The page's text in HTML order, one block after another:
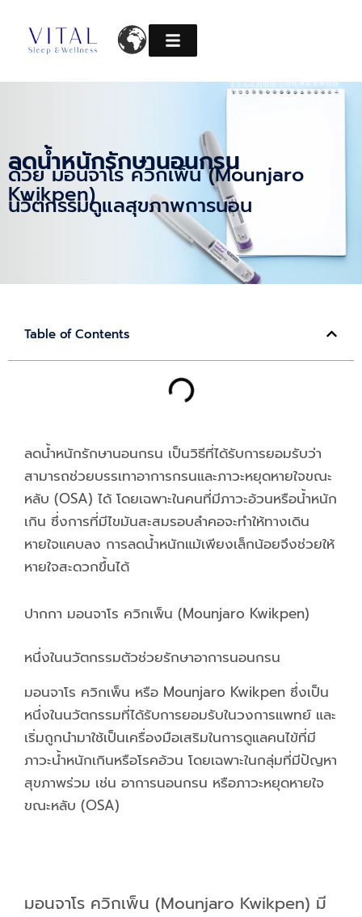
content
ลดน้ำหนักรักษานอนกรน
ด้วย มอนจาโร ควิกเพ็น (Mounjaro
Kwikpen)
นวัตกรรมดูแลสุขภาพการนอน
Table of Contents
ลดน้ำหนักรักษานอนกรน เป็นวิธีที่ได้รับการยอมรับว่า
สามารถช่วยบรรเทาอาการกรนและภาวะหยุดหายใจขณะ
หลับ (OSA) ได้ โดยเฉพาะในคนที่มีภาวะอ้วนหรือน้ำหนัก
เกิน ซึ่งการที่มีไขมันสะสมรอบลำคอจะทำให้ทางเดิน
หายใจแคบลง การลดน้ำหนักแม้เพียงเล็กน้อยจึงช่วยให้
หายใจสะดวกขึ้นได้
ปากกา มอนจาโร ควิกเพ็น (Mounjaro Kwikpen)
หนึ่งในนวัตกรรมตัวช่วยรักษาอาการนอนกรน
มอนจาโร ควิกเพ็น หรือ Mounjaro Kwikpen ซึ่งเป็น
หนึ่งในนวัตกรรมที่ได้รับการยอมรับในวงการแพทย์ และ
เริ่มถูกนำมาใช้เป็นเครื่องมือเสริมในการดูแลคนไข้ที่มี
ภาวะน้ำหนักเกินหรือโรคอ้วน โดยเฉพาะในกลุ่มที่มีปัญหา
สุขภาพร่วม เช่น อาการนอนกรน หรือภาวะหยุดหายใจ
ขณะหลับ (OSA)
มอนจาโร ควิกเพ็น (Mounjaro Kwikpen) มี